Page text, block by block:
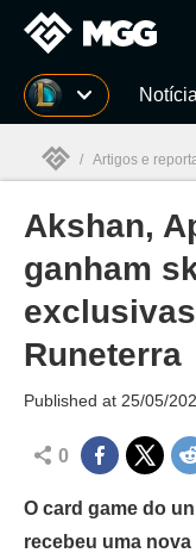
Millenium
Millenium
/ Artigos e
Akshan,
ganham
Runeterra
Published at 25/05/
0
O card game do
recebeu uma